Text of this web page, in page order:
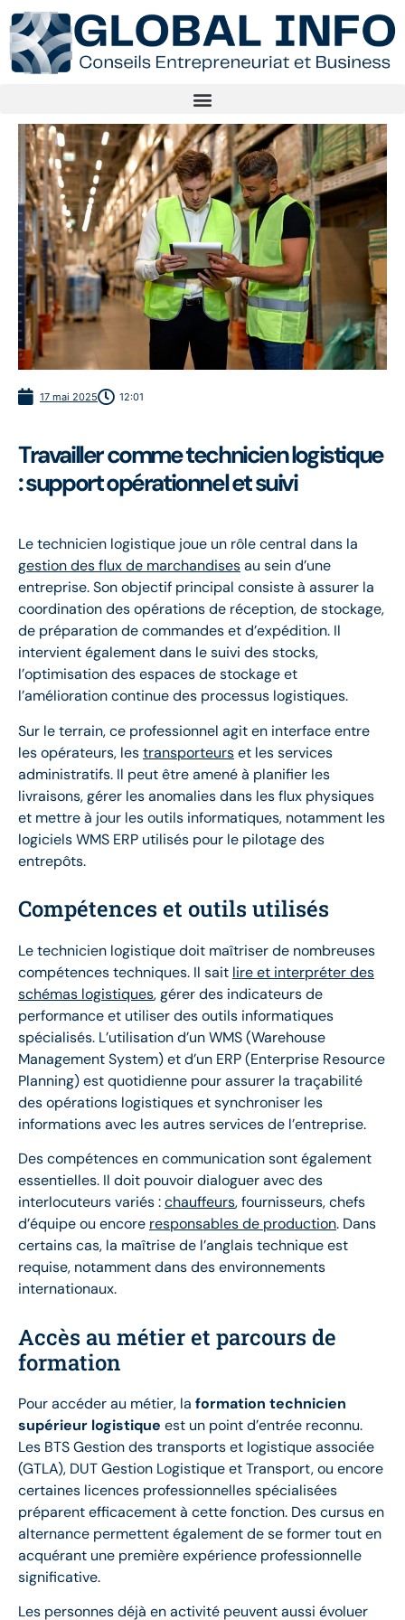
17 mai 2025 12:01
Travailler comme technicien logistique
: support opérationnel et suivi
Le technicien logistique joue un rôle central dans la
gestion des flux de marchandisesau sein d’une
entreprise. Son objectif principal consiste à assurer la
coordination des opérations de réception, de stockage,
de préparation de commandes et d’expédition. Il
intervient également dans le suivi des stocks,
l’optimisation des espaces de stockage et
l’amélioration continue des processus logistiques.
Sur le terrain, ce professionnel agit en interface entre
les opérateurs, lestransporteurset les services
administratifs. Il peut être amené à planifier les
livraisons, gérer les anomalies dans les flux physiques
et mettre à jour les outils informatiques, notamment les
logiciels WMS ERP utilisés pour le pilotage des
entrepôts.
Compétences et outils utilisés
Le technicien logistique doit maîtriser de nombreuses
compétences techniques. Il sait lire et interpréter des
schémas logistiques, gérer des indicateurs de
performance et utiliser des outils informatiques
spécialisés. L’utilisation d’un WMS (Warehouse
Management System) et d’un ERP (Enterprise Resource
Planning) est quotidienne pour assurer la traçabilité
des opérations logistiques et synchroniser les
informations avec les autres services de l’entreprise.
Des compétences en communication sont également
essentielles. Il doit pouvoir dialoguer avec des
interlocuteurs variés :chauffeurs, fournisseurs, chefs
d’équipe ou encore responsables de production. Dans
certains cas, la maîtrise de l’anglais technique est
requise, notamment dans des environnements
internationaux.
Accès au métier et parcours de
formation
Pour accéder au métier, la formation technicien
supérieur logistique est un point d’entrée reconnu.
Les BTS Gestion des transports et logistique associée
(GTLA), DUT Gestion Logistique et Transport, ou encore
certaines licences professionnelles spécialisées
préparent efficacement à cette fonction. Des cursus en
alternance permettent également de se former tout en
acquérant une première expérience professionnelle
significative.
Les personnes déjà en activité peuvent aussi évoluer